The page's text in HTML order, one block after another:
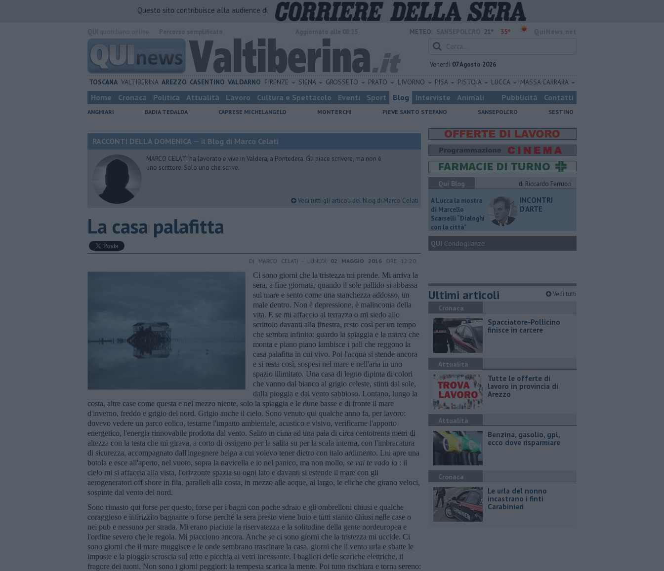
Questo sito contribuisce alla audience di
METEO: 21° 35°
Venerdì 07 Agosto 2026
TOSCANA VALTIBERINA AREZZO CASENTINO VALDARNO FIRENZE SIENA GROSSETO PRATO LIVORNO PISA PISTOIA LUCCA MASSA CARRARA
Home Cronaca Politica Attualità Lavoro Cultura e Spettacolo Eventi Sport Blog Interviste Animali Pubblicità Contatti
ANGHIARI BADIA TEDALDA CAPRESE MICHELANGELO MONTERCHI PIEVE SANTO STEFANO SANSEPOLCRO SESTINO
RACCONTI DELLA DOMENICA — il Blog di Marco Celati
MARCO CELATI ha lavorato e vive in Valdera, a Pontedera. Gli piace scrivere, ma non è
uno scrittore. Solo uno che scrive.
Vedi tutti gli articoli del blog di Marco Celati
La casa palafitta
DI MARCO CELATI - LUNEDÌ 02 MAGGIO 2016 ORE 12:20
Ci sono giorni che la tristezza mi prende. Mi arriva la
sera, a fine giornata, quando il sole pallido si abbassa
sul mare e sento come una stanchezza addosso, un
male dentro. Non è depressione, è malinconia della
vita. E se mi affaccio al terrazzo o mi siedo allo
scrittoio davanti alla finestra, resto così per un tempo
che sembra infinito: guardo la spiaggia e la marea che
monta e piano piano lambisce i pali che reggono la
casa palafitta in cui vivo. Poi l'acqua si stende ancora
e si resta così, sospesi nel mare e nell'aria in uno
spazio illimitato. Una casa di legno dipinta di colori
che vanno dal bianco al grigio celeste, stinti dal sole,
dalla pioggia e dal vento sabbioso. Lontano, lungo la
costa, altre case come questa e nel mezzo niente, solo la spiaggia e le dune basse e di fronte il mare
d'inverno, freddo e grigio del nord. Grigio anche il cielo. Sono venuto qui qualche anno fa, per lavoro:
dovevo vedere un parco eolico, testarne l'impatto ambientale, acustico e visivo, verificarne l'apporto
energetico, l'energia rinnovabile prodotta dal vento. Salito in cima ad una pala di circa centotrenta metri di
altezza con la testa che mi girava, a corto di ossigeno per la salita su per la scala interna, con l'imbracatura
di sicurezza, accompagnato dall'ingegnere belga a cui volevo tener dietro con italo ardimento. Lui apre una
botola e esce all'aperto, nel vuoto, sopra la navicella e io nel panico, ma non mollo, se vai te vado io : il
cielo mi si affaccia alla vista, l'orizzonte spazia su ogni lato e davanti si estende il mare con gli
aerogeneratori off shore in fila, paralleli alla costa, in mezzo alle acque, al largo, le eliche che girano veloci,
sospinte dal vento del nord.
Sono rimasto qui forse per questo, forse per i bagni con poche sdraio e gli ombrelloni chiusi e qualche
coraggioso e intirizzito bagnante o forse perché la sera presto viene buio e tutti stanno chiusi nelle case o
nei pub e nessuno per strada. Mi erano piaciute la riservatezza e la solitudine della gente nordeuropea e
l'ordine severo che le regola. Mi piacciono ancora. Anche se ci sono giorni che la tristezza mi uccide. Ci
sono giorni che il mare muggisce e le onde sembrano trascinare la casa, giorni che il vento urla e sbatte le
imposte e la pioggia scroscia sul tetto e picchia ai vetri incessante. I bagliori delle scariche elettriche, il
fragore dei tuoni. Non sono i giorni peggiori: la tempesta scarica la mente. Poi tutto rischiara e torna sereno:
Qui Blog
di Riccardo Ferrucci
A Lucca la mostra
di Marcello
Scarselli “Dialoghi
con la città"
INCONTRI
D'ARTE
QUI Condoglianze
Ultimi articoli Vedi tutti
Cronaca
Spacciatore-Pollicino
finisce in carcere
Attualità
​Tutte le offerte di
lavoro in provincia di
Arezzo
Attualità
​Benzina, gasolio, gpl,
ecco dove risparmiare
Cronaca
Le urla del nonno
incastrano i finti
Carabinieri